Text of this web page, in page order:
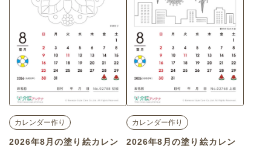
カレンダー作り
2026年8月の塗り絵カレン
カレンダー作り
2026年8月の塗り絵カレン